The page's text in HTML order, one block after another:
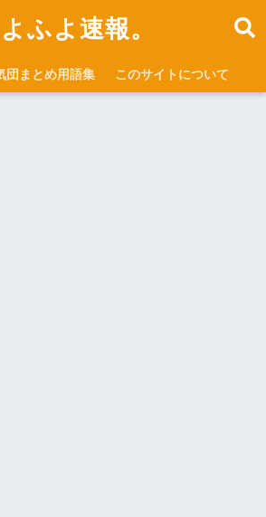
ふよ速報。
団まとめ用語集 このサイトについて